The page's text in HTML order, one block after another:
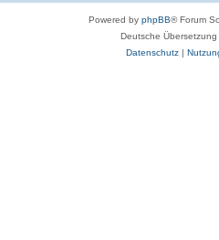
Powered by phpBB® Forum
Deutsche Übersetzung
Datenschutz|